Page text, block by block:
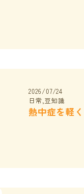
2026/07/24
日常,豆知識
熱中症を軽